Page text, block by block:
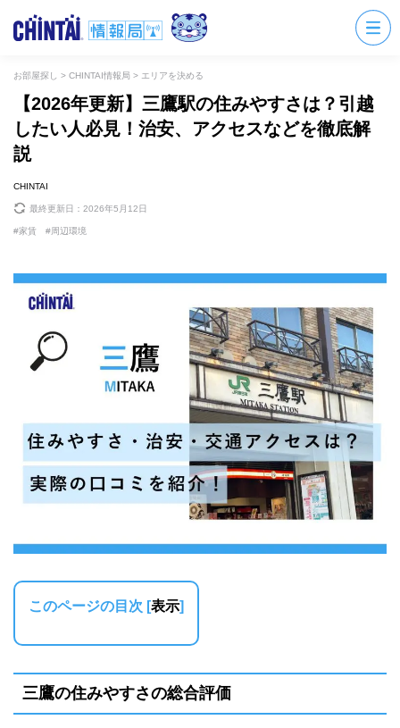
お部屋探し > CHINTAI情報局 > エリアを決める
【2026年更新】三鷹駅の住みやすさは？引越
したい人必見！治安、アクセスなどを徹底解
説
CHINTAI
最終更新日： 2026年5月12日
家賃 周辺環境
このページの目次 [表示]
三鷹の住みやすさの総合評価